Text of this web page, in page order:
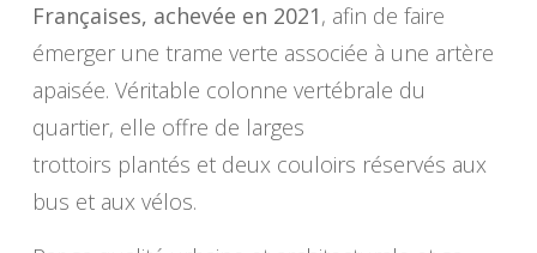
Françaises, achevée en 2021, afin de faire
émerger une trame verte associée à une artère
apaisée. Véritable colonne vertébrale du
quartier, elle offre de larges
trottoirs plantés et deux couloirs réservés aux
bus et aux vélos.